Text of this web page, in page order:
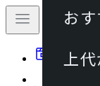
動画マ
お
上